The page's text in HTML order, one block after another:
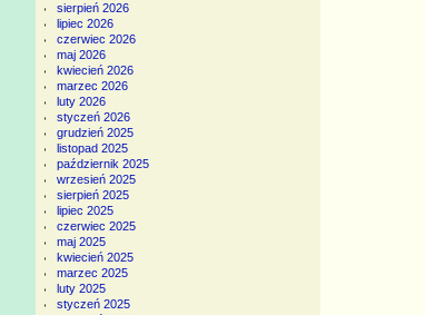
sierpień 2026
lipiec 2026
czerwiec 2026
maj 2026
kwiecień 2026
marzec 2026
luty 2026
styczeń 2026
grudzień 2025
listopad 2025
październik 2025
wrzesień 2025
sierpień 2025
lipiec 2025
czerwiec 2025
maj 2025
kwiecień 2025
marzec 2025
luty 2025
styczeń 2025